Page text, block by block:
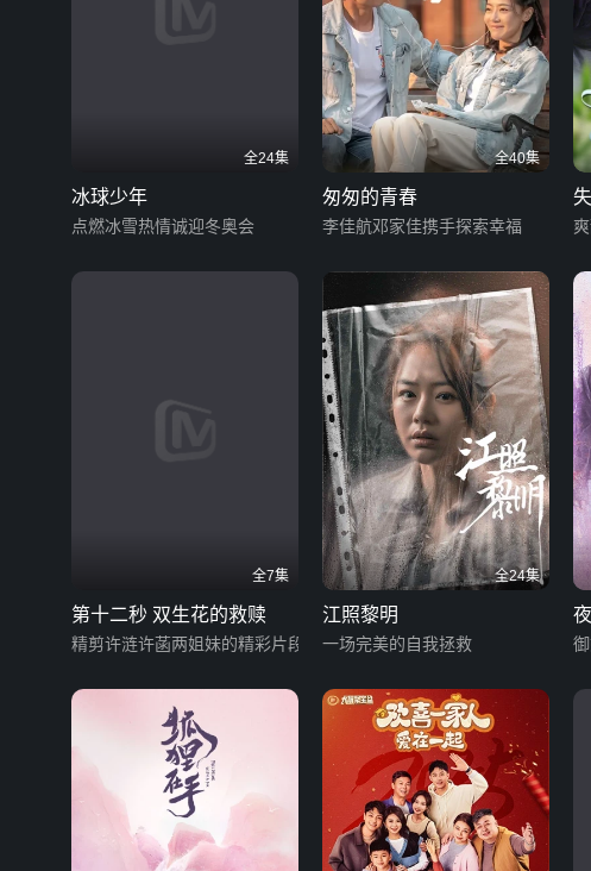
全24集
冰球少年
点燃冰雪热情诚迎冬奥会
全40集
匆匆的青春
李佳航邓家佳携手探索幸福
宠
全7集
第十二秒 双生花的救赎
精剪许涟许菡两姐妹的精彩片段
全24集
江照黎明
一场完美的自我拯救